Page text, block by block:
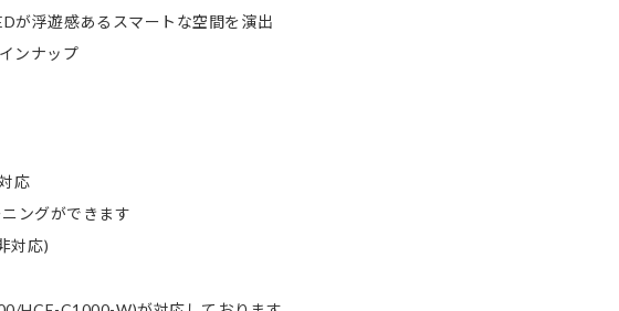
が浮遊感あるスマートな空間を演出
ンナップ
応
ングができます
対応)